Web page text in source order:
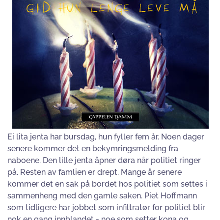
Ei lita jenta har bursdag, hun fyller fem år. Noen dager
senere kommer det en bekymringsmelding fra
naboene. Den lille jenta åpner døra når politiet ringer
på. Resten av famlien er drept. Mange år senere
kommer det en sak på bordet hos politiet som settes i
sammenheng med den gamle saken. Piet Hoffmann
som tidligere har jobbet som infiltratør for politiet blir